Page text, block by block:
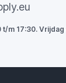
m 17:30. Vrijdag